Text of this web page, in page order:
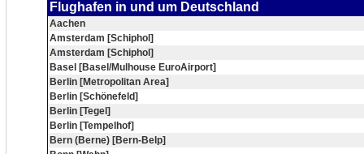
Flughafen in und um Deutschland
Aachen
Amsterdam [Schiphol]
Amsterdam [Schiphol]
Basel [Basel/Mulhouse EuroAirport]
Berlin [Metropolitan Area]
Berlin [Schönefeld]
Berlin [Tegel]
Berlin [Tempelhof]
Bern (Berne) [Bern-Belp]